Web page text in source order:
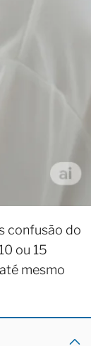
confusão do
ou 15
mesmo